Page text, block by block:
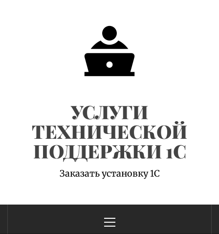
УСЛУГИ
ТЕХНИЧЕСКОЙ
ПОДДЕРЖКИ 1С
Заказать установку 1С
Menu